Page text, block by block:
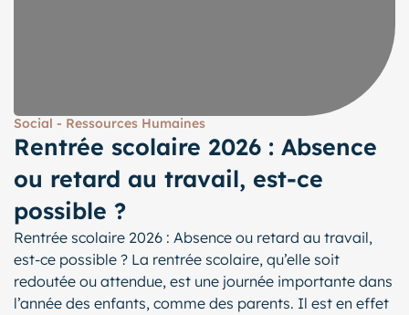
Social - Ressources Humaines
Rentrée scolaire 2026 : Absence
ou retard au travail, est-ce
possible ?
Rentrée scolaire 2026 : Absence ou retard au travail,
est-ce possible ? La rentrée scolaire, qu’elle soit
redoutée ou attendue, est une journée importante dans
l’année des enfants, comme des parents. Il est en effet